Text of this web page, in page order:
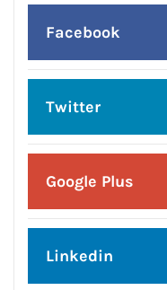
Facebook
Twitter
Google Plus
Linkedin